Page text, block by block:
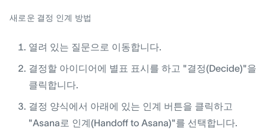
새로운 결정 인계 방법
열려 있는 질문으로 이동합니다.
결정할 아이디어에 별표 표시를 하고 "결정(Decide)"을
클릭합니다.
결정 양식에서 아래에 있는 인계 버튼을 클릭하고
"Asana로 인계(Handoff to Asana)"를 선택합니다.